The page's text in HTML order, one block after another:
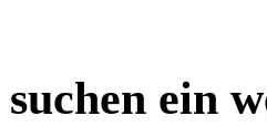
ein